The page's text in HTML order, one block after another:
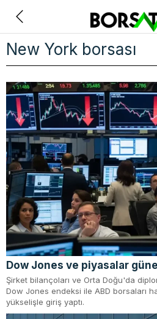
New York borsası
Dow Jones ve piyasalar
Şirket bilançoları ve Orta Doğu'da
Dow Jones endeksi ile ABD borsaları
yükselişle giriş yaptı.